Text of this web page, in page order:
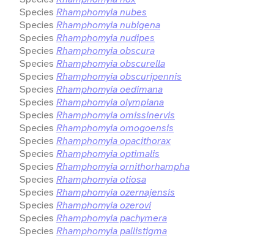
Species Rhamphomyia nubes
Species Rhamphomyia nubigena
Species Rhamphomyia nudipes
Species Rhamphomyia obscura
Species Rhamphomyia obscurella
Species Rhamphomyia obscuripennis
Species Rhamphomyia oedimana
Species Rhamphomyia olympiana
Species Rhamphomyia omissinervis
Species Rhamphomyia omogoensis
Species Rhamphomyia opacithorax
Species Rhamphomyia optimalis
Species Rhamphomyia ornithorhampha
Species Rhamphomyia otiosa
Species Rhamphomyia ozernajensis
Species Rhamphomyia ozerovi
Species Rhamphomyia pachymera
Species Rhamphomyia pallistigma